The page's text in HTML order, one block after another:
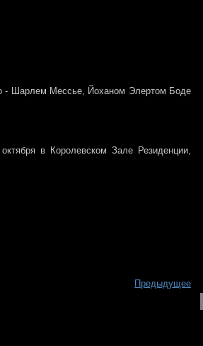
- Шарлем Мессье, Йоханом Элертом Боде
в Королевском Зале Резиденции,
Предыдущее